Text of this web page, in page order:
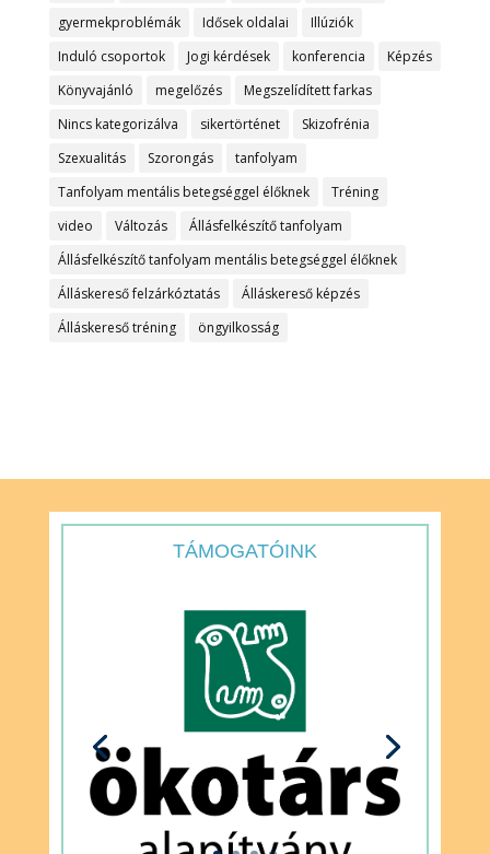
gyermekproblémák
Idősek oldalai
Illúziók
Induló csoportok
Jogi kérdések konferencia
Képzés
Könyvajánló
megelőzés
Megszelídített farkas
Nincs kategorizálva
sikertörténet
Skizofrénia
Szexualitás
Szorongás
tanfolyam
Tanfolyam mentális betegséggel élőknek
Tréning
video
Változás
Állásfelkészítő tanfolyam
Állásfelkészítő tanfolyam mentális betegséggel élőknek
Álláskereső felzárkóztatás
Álláskereső képzés
Álláskereső tréning
öngyilkosság
TÁMOGATÓINK